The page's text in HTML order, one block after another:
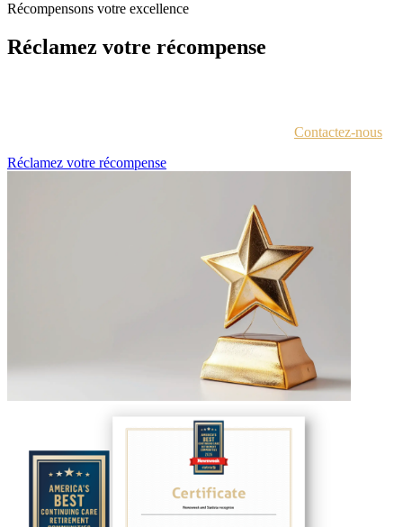
Récompensons votre excellence
Réclamez votre récompense
Contactez-nous
Réclamez votre récompense